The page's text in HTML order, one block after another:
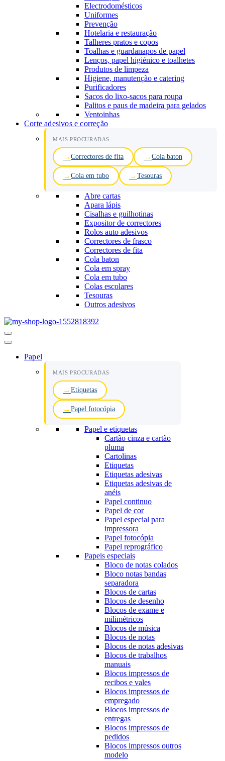
Electrodomésticos
Uniformes
Prevenção
Hotelaria e restauração
Talheres pratos e copos
Toalhas e guardanapos de papel
Lenços, papel higiénico e toalhetes
Produtos de limpeza
Higiene, manutenção e catering
Purificadores
Sacos do lixo-sacos para roupa
Palitos e paus de madeira para gelados
Ventoinhas
Corte adesivos e correção
MAIS PROCURADAS
Correctores de fita Cola baton
Cola em tubo Tesouras
Abre cartas
Apara lápis
Cisalhas e guilhotinas
Expositor de correctores
Rolos auto adesivos
Correctores de frasco
Correctores de fita
Cola baton
Cola em spray
Cola em tubo
Colas escolares
Tesouras
Outros adesivos
Menu
de
Papel
MAIS PROCURADAS
Etiquetas
Papel fotocópia
Papel e etiquetas
Cartão cinza e cartão
pluma
Cartolinas
Etiquetas
Etiquetas adesivas
Etiquetas adesivas de
anéis
Papel continuo
Papel de cor
Papel especial para
impressora
Papel fotocópia
Papel reprográfico
Papeis especiais
Bloco de notas colados
Bloco notas bandas
separadora
Blocos de cartas
Blocos de desenho
Blocos de exame e
milimétricos
Blocos de música
Blocos de notas
Blocos de notas adesivas
Blocos de trabalhos
manuais
Blocos impressos de
recibos e vales
Blocos impressos de
empregado
Blocos impressos de
entregas
Blocos impressos de
pedidos
Blocos impressos outros
modelo